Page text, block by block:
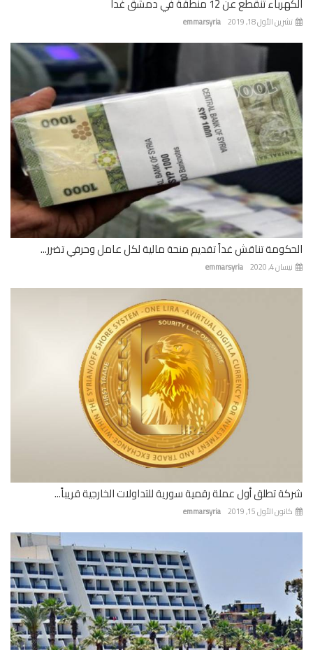
emmarsyria الأول 18, 2019
تناقش غداً تقديم منحة مالية لكل عامل وحرفي تضرر...
emmarsyria 4, 2020
تطلق أول عملة رقمية سورية للتداولات الخارجية قريباً...
emmarsyria الأول 15, 2019